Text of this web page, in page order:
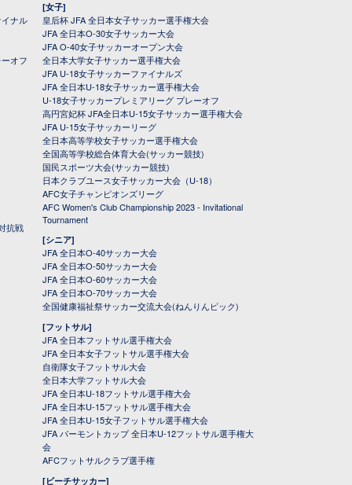
ナル
オフ
抗戦
[女子]
皇后杯 JFA 全日本女子サッカー選手権大会
JFA 全日本O-30女子サッカー大会
JFA O-40女子サッカーオープン大会
全日本大学女子サッカー選手権大会
JFA U-18女子サッカーファイナルズ
JFA 全日本U-18女子サッカー選手権大会
U-18女子サッカープレミアリーグ プレーオフ
高円宮妃杯 JFA全日本U-15女子サッカー選手権大会
JFA U-15女子サッカーリーグ
全日本高等学校女子サッカー選手権大会
全国高等学校総合体育大会(サッカー競技)
国民スポーツ大会(サッカー競技)
日本クラブユース女子サッカー大会（U-18）
AFC女子チャンピオンズリーグ
AFC Women's Club Championship 2023 - Invitational
Tournament
[シニア]
JFA 全日本O-40サッカー大会
JFA 全日本O-50サッカー大会
JFA 全日本O-60サッカー大会
JFA 全日本O-70サッカー大会
全国健康福祉祭サッカー交流大会(ねんりんピック)
[フットサル]
JFA 全日本フットサル選手権大会
JFA 全日本女子フットサル選手権大会
自衛隊女子フットサル大会
全日本大学フットサル大会
JFA 全日本U-18フットサル選手権大会
JFA 全日本U-15フットサル選手権大会
JFA 全日本U-15女子フットサル選手権大会
JFA バーモントカップ 全日本U-12フットサル選手権大
会
AFCフットサルクラブ選手権
[ビーチサッカー]